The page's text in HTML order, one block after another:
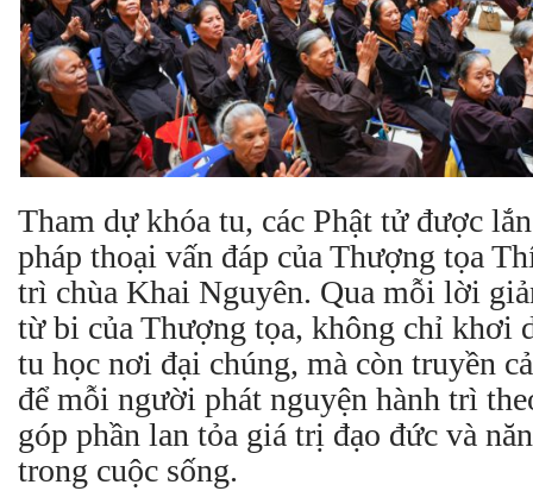
Tham dự khóa tu, các Phật tử được
pháp thoại vấn đáp của Thượng tọa
trì chùa Khai Nguyên. Qua mỗi lời
từ bi của Thượng tọa, không chỉ khơi
tu học nơi đại chúng, mà còn truyền
để mỗi người phát nguyện hành trì
góp phần lan tỏa giá trị đạo đức và
trong cuộc sống.